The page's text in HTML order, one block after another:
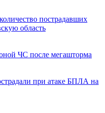
пострадавших
область
ЧС после мегашторма
при атаке БПЛА на